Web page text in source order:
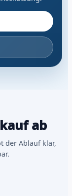
ab
der Ablauf klar,